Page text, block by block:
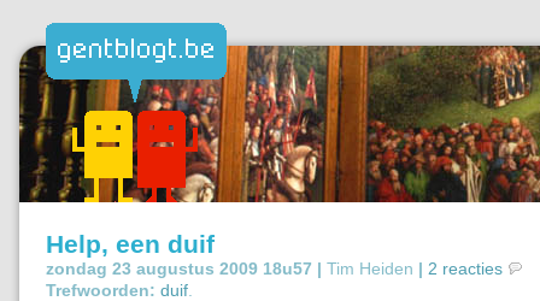
Help, een duif
zondag 23 augustus 2009 18u57 | Tim Heiden | 2 reacties
Trefwoorden: duif